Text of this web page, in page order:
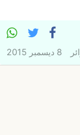
8 ديسمبر 2015